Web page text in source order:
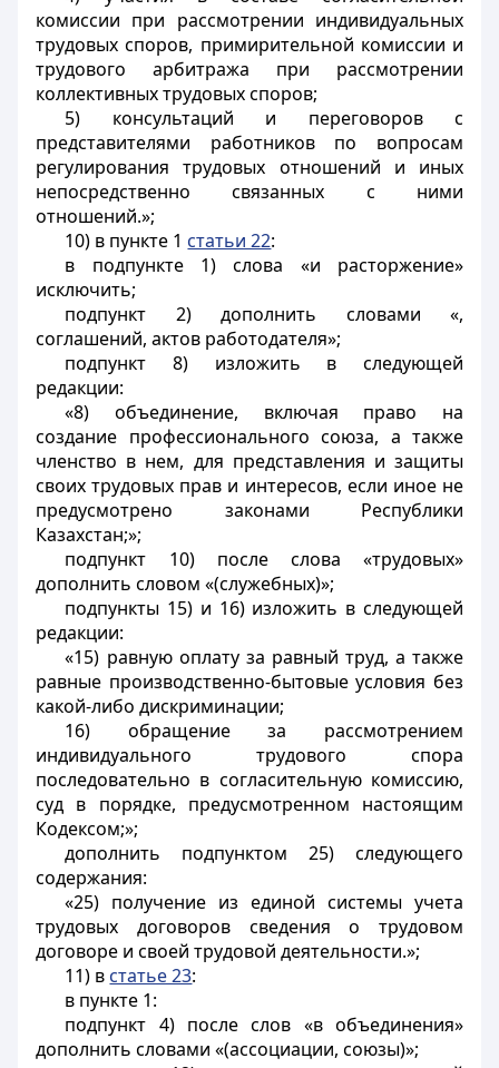
комиссии при рассмотрении индивидуальных
трудовых споров, примирительной комиссии и
трудового арбитража при рассмотрении
коллективных трудовых споров;
5) консультаций и переговоров с
представителями работников по вопросам
регулирования трудовых отношений и иных
непосредственно связанных с ними
отношений.»;
10) в пункте 1 статьи 22:
в подпункте 1) слова «и расторжение»
исключить;
подпункт 2) дополнить словами «,
соглашений, актов работодателя»;
подпункт 8) изложить в следующей
редакции:
«8) объединение, включая право на
создание профессионального союза, а также
членство в нем, для представления и защиты
своих трудовых прав и интересов, если иное не
предусмотрено законами Республики
Казахстан;»;
подпункт 10) после слова «трудовых»
дополнить словом «(служебных)»;
подпункты 15) и 16) изложить в следующей
редакции:
«15) равную оплату за равный труд, а также
равные производственно-бытовые условия без
какой-либо дискриминации;
16) обращение за рассмотрением
индивидуального трудового спора
последовательно в согласительную комиссию,
суд в порядке, предусмотренном настоящим
Кодексом;»;
дополнить подпунктом 25) следующего
содержания:
«25) получение из единой системы учета
трудовых договоров сведения о трудовом
договоре и своей трудовой деятельности.»;
11) в статье 23:
в пункте 1:
подпункт 4) после слов «в объединения»
дополнить словами «(ассоциации, союзы)»;